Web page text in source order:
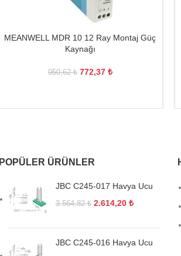
MEANWELL MDR 10 12 Ray Montaj Güç
Kaynağı
950,62₺ 772,37 ₺
POPÜLER ÜRÜNLER
JBC C245-017 Havya Ucu
3.564,82₺ 2.614,20 ₺
JBC C245-016 Havya Ucu